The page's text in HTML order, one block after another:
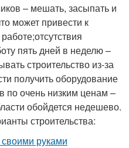
– мешать, засыпать и
может привести к
пять дней в неделю –
строительство из-за
получить оборудование
по очень низким ценам –
обойдется недешево.
строительства: